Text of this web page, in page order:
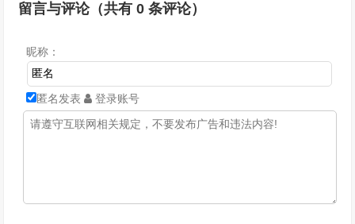
留言与评论（共有0 条评论）
昵称：
匿名发表 登录账号